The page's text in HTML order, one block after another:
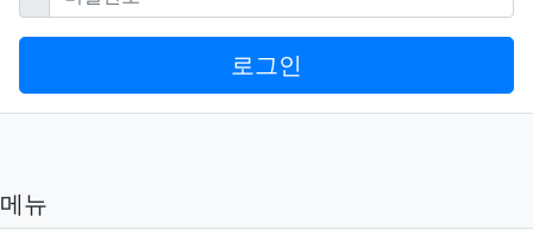
로그인
메뉴